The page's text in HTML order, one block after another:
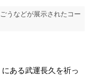
うなどが展示されたコー
ある武運長久を祈っ